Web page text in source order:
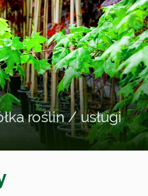
roślin / usługi